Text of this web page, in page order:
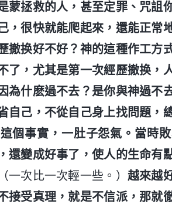
蒙拯救的人，甚至定罪、咒詛
，很快就能爬起來，還能正常
撤换好不好？神的這種作工方
了，尤其是第一次經歷撤换，
為什麽過不去？是你與神過不
自己，不從自己身上找問題，
個事實，一肚子怨氣。當時
還變成好事了，使人的生命有
（一次比一次輕一些。） 越來越
接受真理，就是不信派，那就